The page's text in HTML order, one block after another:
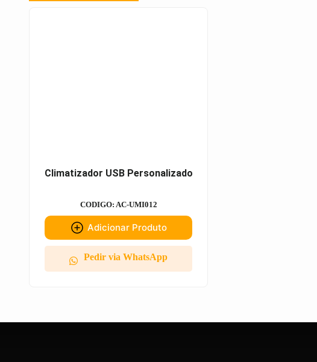
Climatizador USB Personalizado
CODIGO: AC-UMI012
Adicionar Produto
Pedir via WhatsApp